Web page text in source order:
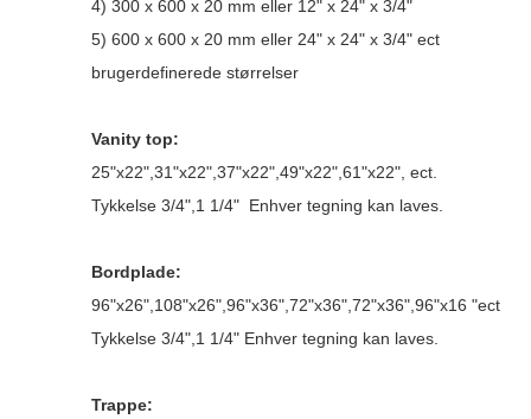
4) 300 x 600 x 20 mm eller 12" x 24" x 3/4"
5) 600 x 600 x 20 mm eller 24" x 24" x 3/4" ect
brugerdefinerede størrelser
Vanity top:
25"x22",31"x22",37"x22",49"x22",61"x22", ect.
Tykkelse 3/4",1 1/4" Enhver tegning kan laves.
Bordplade:
96"x26",108"x26",96"x36",72"x36",72"x36",96"x16 "ect
Tykkelse 3/4",1 1/4" Enhver tegning kan laves.
Trappe: